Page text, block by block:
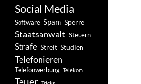
Social Media
Software Spam Sperre
Staatsanwalt Steuern
Strafe Streit Studien
Telefonieren
Telefonwerbung Telekom
Teuer